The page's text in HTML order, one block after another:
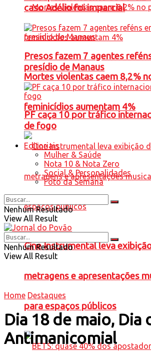
Mortes violentas caem 8,2%
feminicídios aumentam 4%
Cine Instrumental leva
metragens e apresentações
para espaços públicos
caso Adélio foi imparcial
Presos fazem 7 agentes
presídio de Manaus
PF caça 10 por tráfico
de fogo
Editoriais
Mulher & Saúde
Nota 10 & Nota Zero
Social & Personalidades
Foto da Semana
Nenhum Resultado
View All Result
Nenhum Resultado
View All Result
Home Destaques
Dia 18 de maio, Dia
Antimanicomial